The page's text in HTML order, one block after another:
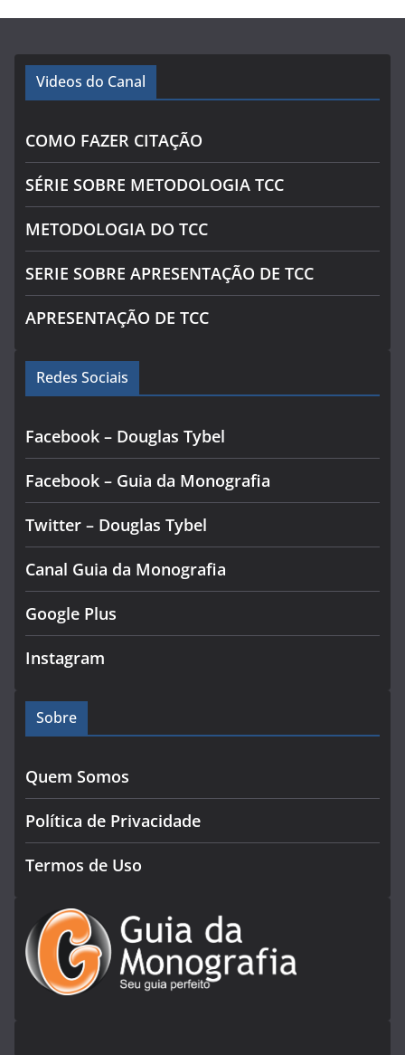
Videos do Canal
COMO FAZER CITAÇÃO
SÉRIE SOBRE METODOLOGIA TCC
METODOLOGIA DO TCC
SERIE SOBRE APRESENTAÇÃO DE TCC
APRESENTAÇÃO DE TCC
Redes Sociais
Facebook – Douglas Tybel
Facebook – Guia da Monografia
Twitter – Douglas Tybel
Canal Guia da Monografia
Google Plus
Instagram
Sobre
Quem Somos
Política de Privacidade
Termos de Uso